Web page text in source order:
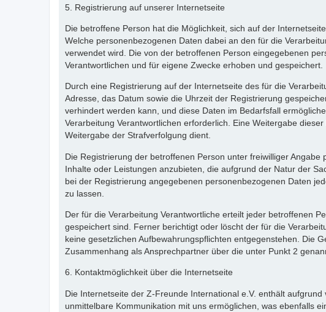
5. Registrierung auf unserer Internetseite
Die betroffene Person hat die Möglichkeit, sich auf der
Welche personenbezogenen Daten dabei an den für die
verwendet wird. Die von der betroffenen Person eingegebenen
Verantwortlichen und für eigene Zwecke erhoben und gespeichert.
Durch eine Registrierung auf der Internetseite des für die
Adresse, das Datum sowie die Uhrzeit der Registrierung
verhindert werden kann, und diese Daten im Bedarfsfall
Verarbeitung Verantwortlichen erforderlich. Eine Weitergabe
Weitergabe der Strafverfolgung dient.
Die Registrierung der betroffenen Person unter freiwilliger
Inhalte oder Leistungen anzubieten, die aufgrund der Natur der
bei der Registrierung angegebenen personenbezogenen Daten
zu lassen.
Der für die Verarbeitung Verantwortliche erteilt jeder betroffenen
gespeichert sind. Ferner berichtigt oder löscht der für die
keine gesetzlichen Aufbewahrungspflichten entgegenstehen. Die
Zusammenhang als Ansprechpartner über die unter Punkt 2
6. Kontaktmöglichkeit über die Internetseite
Die Internetseite der Z-Freunde International e.V. enthält
unmittelbare Kommunikation mit uns ermöglichen, was ebenfalls